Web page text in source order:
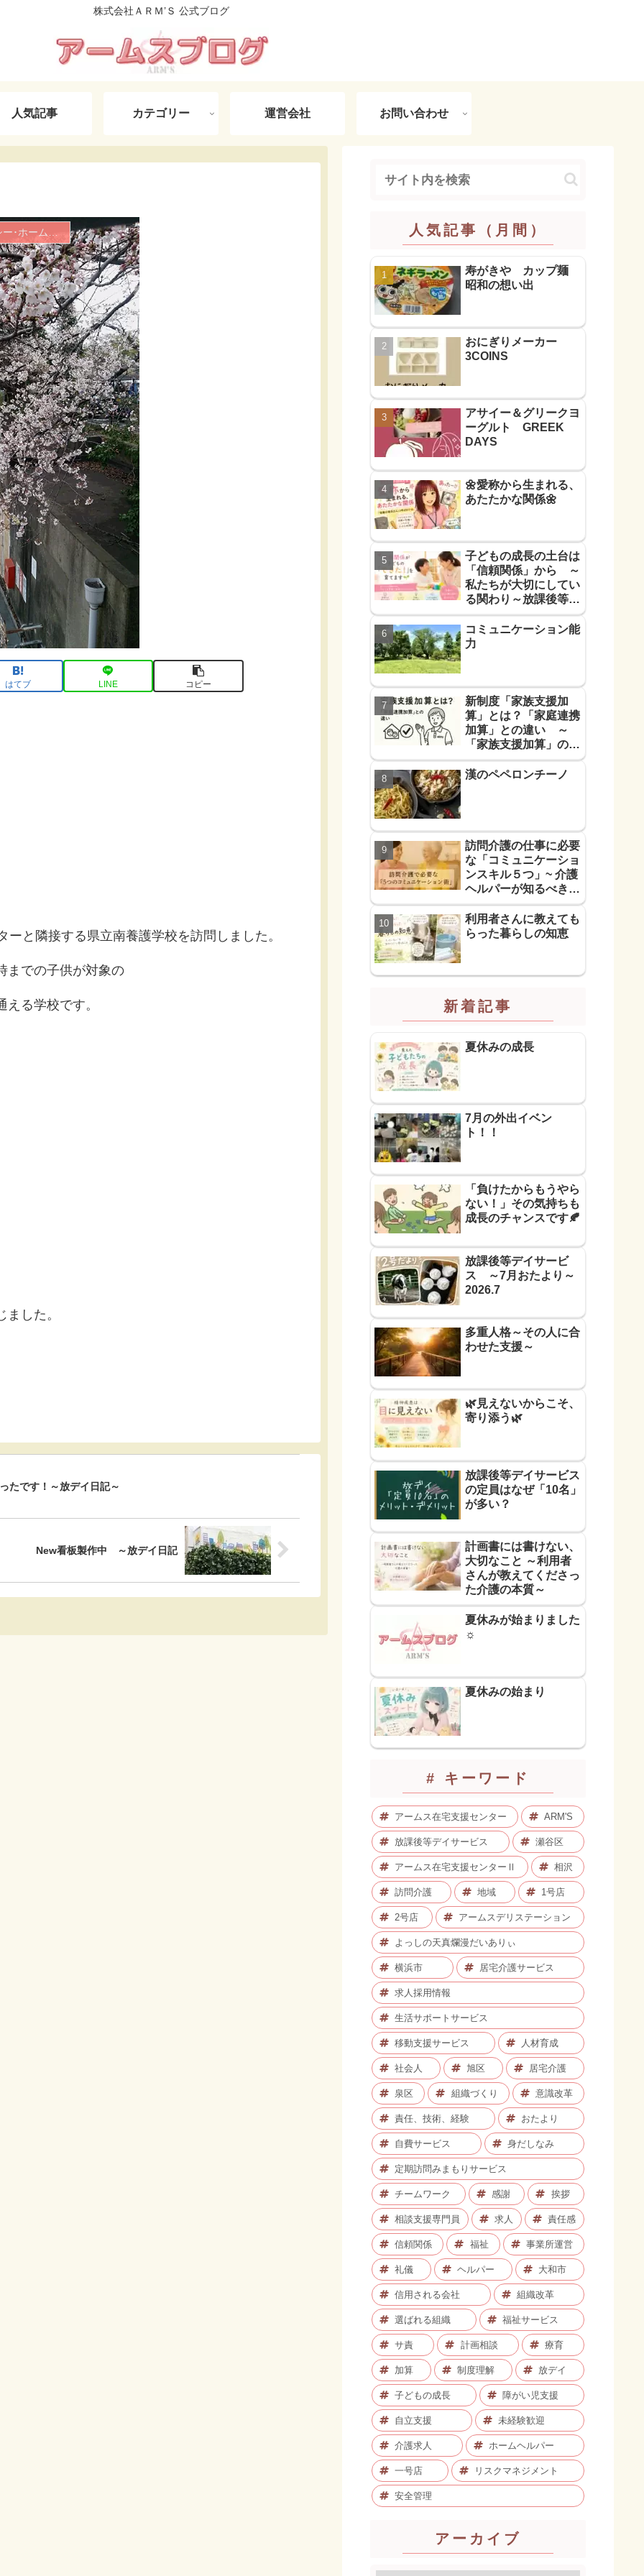
株式会社ＡＲＭ’Ｓ 公式ブログ
人気記事 カテゴリー 運営会社 お問い合わせ
はてブ LINE コピー
と隣接する県立南養護学校を訪問しました。
までの子供が対象の
る学校です。
した。
たです！～放デイ日記～
New看板製作中 ～放デイ日記
人気記事（月間）
寿がきや カップ麺
昭和の想い出
おにぎりメーカー
3COINS
アサイー＆グリークヨ
ーグルト GREEK
DAYS
🌼愛称から生まれる、
あたたかな関係🌼
子どもの成長の土台は
「信頼関係」から ～
私たちが大切にしてい
る関わり～放課後等デ
イサービス
コミュニケーション能
力
新制度「家族支援加
算」とは？「家庭連携
加算」との違い ～
「家族支援加算」の算
定要件と支援方法！を
解説します～
漢のペペロンチーノ
訪問介護の仕事に必要
な「コミュニケーショ
ンスキル５つ」~ 介護
ヘルパーが知るべき
「信頼に必要なコミュ
力５つ」~
利用者さんに教えても
らった暮らしの知恵
新着記事
夏休みの成長
7月の外出イベン
ト！！
「負けたからもうやら
ない！」その気持ちも
成長のチャンスです🍂
放課後等デイサービ
ス ～7月おたより～
2026.7
多重人格～その人に合
わせた支援～
🌿見えないからこそ、
寄り添う🌿
放課後等デイサービス
の定員はなぜ「10名」
が多い？
計画書には書けない、
大切なこと ～利用者
さんが教えてくださっ
た介護の本質～
夏休みが始まりました
☼
夏休みの始まり
# キーワード
アームス在宅支援センター ARM'S
放課後等デイサービス 瀬谷区
アームス在宅支援センターⅡ 相沢
訪問介護 地域 1号店
2号店 アームスデリステーション
よっしの天真爛漫だいありぃ
横浜市 居宅介護サービス
求人採用情報
生活サポートサービス
移動支援サービス 人材育成
社会人 旭区 居宅介護
泉区 組織づくり 意識改革
責任、技術、経験 おたより
自費サービス 身だしなみ
定期訪問みまもりサービス
チームワーク 感謝 挨拶
相談支援専門員 求人 責任感
信頼関係 福祉 事業所運営
礼儀 ヘルパー 大和市
信用される会社 組織改革
選ばれる組織 福祉サービス
サ責 計画相談 療育
加算 制度理解 放デイ
子どもの成長 障がい児支援
自立支援 未経験歓迎
介護求人 ホームヘルパー
一号店 リスクマネジメント
安全管理
アーカイブ